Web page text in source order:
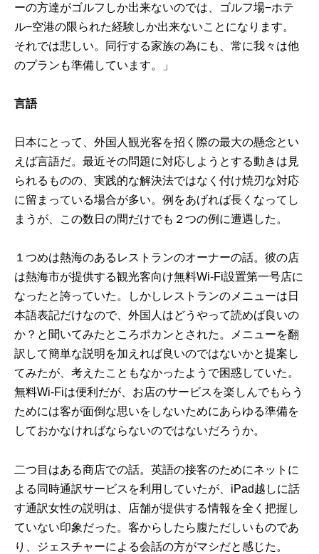
ーの方達がゴルフしか出来ないのでは、ゴルフ場−ホテ
ル−空港の限られた経験しか出来ないことになります。
それでは悲しい。同行する家族の為にも、常に我々は他
のプランも準備しています。」
言語
日本にとって、外国人観光客を招く際の最大の懸念とい
えば言語だ。最近その問題に対応しようとする動きは見
られるものの、実践的な解決法ではなく付け焼刃な対応
に留まっている場合が多い。例をあげれば長くなってし
まうが、この数日の間だけでも２つの例に遭遇した。
１つめは熱海のあるレストランのオーナーの話。彼の店
は熱海市が提供する観光客向け無料Wi-Fi設置第一号店に
なったと誇っていた。しかしレストランのメニューは日
本語表記だけなので、外国人はどうやって読めば良いの
か？と聞いてみたところポカンとされた。メニューを翻
訳して簡単な説明を加えれば良いのではないかと提案し
てみたが、考えたこともなかったようで困惑していた。
無料Wi-Fiは便利だが、お店のサービスを楽しんでもらう
ためには客が面倒な思いをしないためにあらゆる準備を
しておかなければならないのではないだろうか。
二つ目はある商店での話。英語の接客のためにネットに
よる同時通訳サービスを利用していたが、iPad越しに話
す通訳女性の説明は、店舗が提供する情報を全く把握し
ていない印象だった。客からしたら腹ただしいものであ
り、ジェスチャーによる会話の方がマシだと感じた。